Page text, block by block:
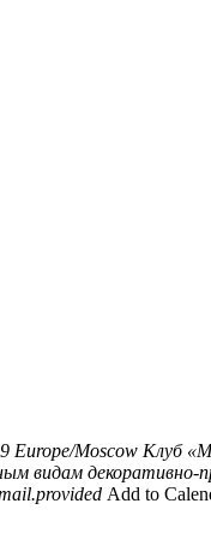
Europe/Moscow Клуб
видам декоративно-
Add to